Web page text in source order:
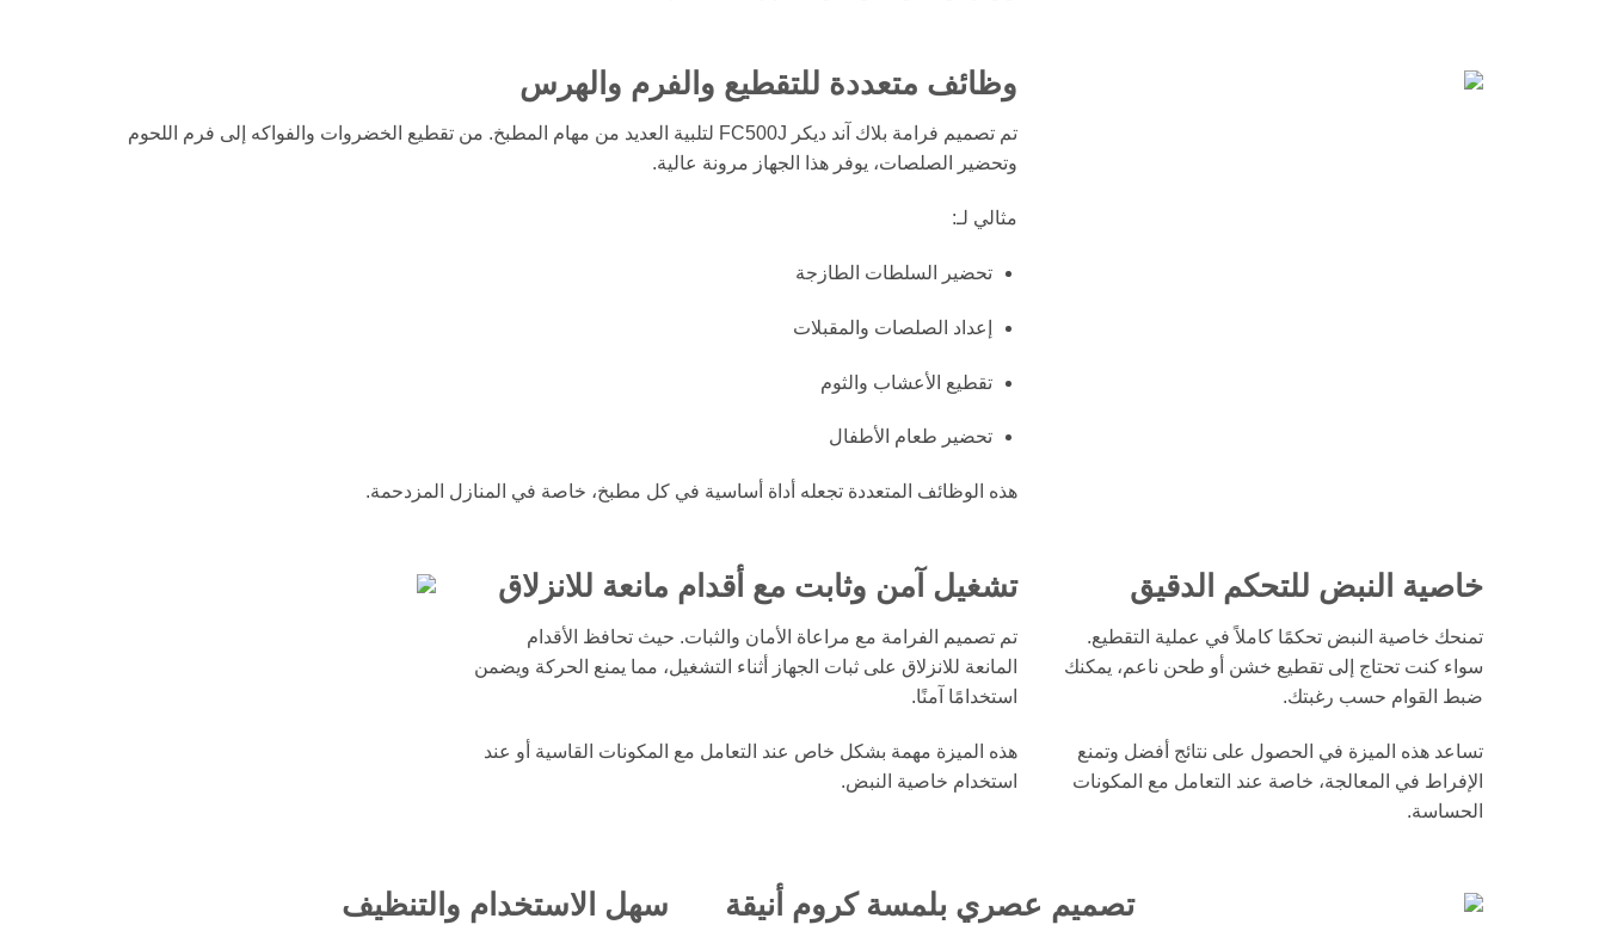
وظائف متعددة للتقطيع والفرم والهرس
تم تصميم فرامة بلاك آند ديكر FC500J لتلبية العديد من مهام المطبخ. من تقطيع الخضروات والفواكه إلى فرم اللحوم
وتحضير الصلصات، يوفر هذا الجهاز مرونة عالية.
مثالي لـ:
تحضير السلطات الطازجة
إعداد الصلصات والمقبلات
تقطيع الأعشاب والثوم
تحضير طعام الأطفال
هذه الوظائف المتعددة تجعله أداة أساسية في كل مطبخ، خاصة في المنازل المزدحمة.
خاصية النبض للتحكم الدقيق
تمنحك خاصية النبض تحكمًا كاملاً في عملية التقطيع.
سواء كنت تحتاج إلى تقطيع خشن أو طحن ناعم، يمكنك
ضبط القوام حسب رغبتك.
تساعد هذه الميزة في الحصول على نتائج أفضل وتمنع
الإفراط في المعالجة، خاصة عند التعامل مع المكونات
الحساسة.
تشغيل آمن وثابت مع أقدام مانعة للانزلاق
تم تصميم الفرامة مع مراعاة الأمان والثبات. حيث تحافظ الأقدام
المانعة للانزلاق على ثبات الجهاز أثناء التشغيل، مما يمنع الحركة ويضمن
استخدامًا آمنًا.
هذه الميزة مهمة بشكل خاص عند التعامل مع المكونات القاسية أو عند
استخدام خاصية النبض.
تصميم عصري بلمسة كروم أنيقة سهل الاستخدام والتنظيف